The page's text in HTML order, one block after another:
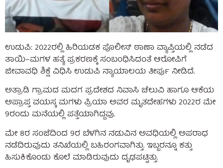
ಉಡುಪಿ: 2022ರಲ್ಲಿ ಹಿರಿಯಡಕ ಪೊಲೀಸ್ ಠಾಣಾ ವ್ಯಾಪ್ತಿಯಲ್ಲಿ ನಡೆದ
ತಾಯಿ–ಮಗಳ ಹತ್ಯೆ ಪ್ರಕರಣಕ್ಕೆ ಸಂಬಂಧಿಸಿದಂತೆ ಆರೋಪಿಗೆ
ಜೀವಾವಧಿ ಶಿಕ್ಷೆ ವಿಧಿಸಿ ಉಡುಪಿ ನ್ಯಾಯಾಲಯ ತೀರ್ಪು ನೀಡಿದೆ.
ಅತ್ರಾಡಿ ಗ್ರಾಮದ ಮದಗ ಪ್ರದೇಶದ ನಿವಾಸಿ ಚೆಲುವಿ ಹಾಗೂ ಆಕೆಯ
ಅಪ್ರಾಪ್ತ ವಯಸ್ಕ ಮಗಳು ಪ್ರಿಯಾ ಅವರ ಮೃತದೇಹಗಳು 2022ರ ಮೇ
9ರಂದು ಮನೆಯಲ್ಲಿ ಪತ್ತೆಯಾಗಿದ್ದವು.
ಮೇ 8ರ ಸಂಜೆದಿಂದ 9ರ ಬೆಳಗಿನ ನಡುವಿನ ಅವಧಿಯಲ್ಲಿ ಅಪರಾಧ
ನಡೆದಿರುವುದು ತನಿಖೆಯಲ್ಲಿ ಬಹಿರಂಗವಾಗಿತ್ತು. ಇಬ್ಬರನ್ನೂ ಕತ್ತು
ಹಿಸುಕಿಕೊಂಡು ಕೊಲೆ ಮಾಡಿರುವುದು ದೃಢಪಟ್ಟಿತ್ತು.